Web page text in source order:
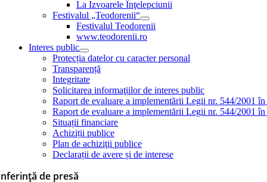
La Izvoarele Înţelepciunii
Festivalul „Teodorenii“
Festivalul Teodorenii
www.teodorenii.ro
Interes public
Protecția datelor cu caracter personal
Transparență
Integritate
Solicitarea informaţiilor de interes public
Raport de evaluare a implementării Legii nr. 544/2001
Raport de evaluare a implementării Legii nr. 544/2001
Situații financiare
Achiziții publice
Plan de achiziţii publice
Declarații de avere și de interese
de presă